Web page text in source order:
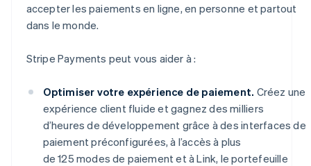
accepter les paiements en ligne, en personne et partout
dans le monde.
Stripe Payments peut vous aider à :
Optimiser votre expérience de paiement. Créez une
expérience client fluide et gagnez des milliers
d’heures de développement grâce à des interfaces de
paiement préconfigurées, à l’accès à plus
de 125 modes de paiement et à Link, le portefeuille